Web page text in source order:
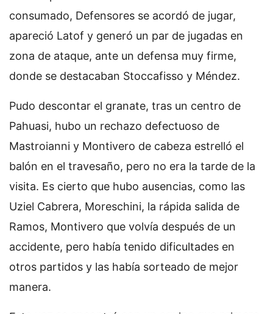
consumado, Defensores se acordó de jugar,
apareció Latof y generó un par de jugadas en
zona de ataque, ante un defensa muy firme,
donde se destacaban Stoccafisso y Méndez.
Pudo descontar el granate, tras un centro de
Pahuasi, hubo un rechazo defectuoso de
Mastroianni y Montivero de cabeza estrelló el
balón en el travesaño, pero no era la tarde de la
visita. Es cierto que hubo ausencias, como las
Uziel Cabrera, Moreschini, la rápida salida de
Ramos, Montivero que volvía después de un
accidente, pero había tenido dificultades en
otros partidos y las había sorteado de mejor
manera.